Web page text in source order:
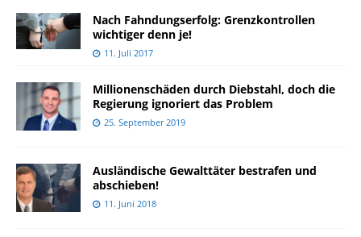
Nach Fahndungserfolg: Grenzkontrollen
wichtiger denn je!
11. Juli 2017
Millionenschäden durch Diebstahl, doch die
Regierung ignoriert das Problem
25. September 2019
Ausländische Gewalttäter bestrafen und
abschieben!
11. Juni 2018